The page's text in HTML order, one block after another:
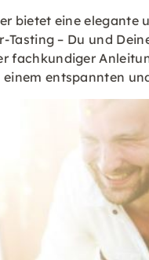
bietet eine elegante
– Du und
fachkundiger
einem entspannten